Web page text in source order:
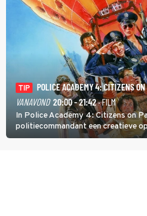
TIP
POLICE ACADEMY 4: CITIZENS ON
VANAVOND 20:00 - 21:42· FILM
In Police Academy 4: Citizens on
politiecommandant een creatieve
agenten.